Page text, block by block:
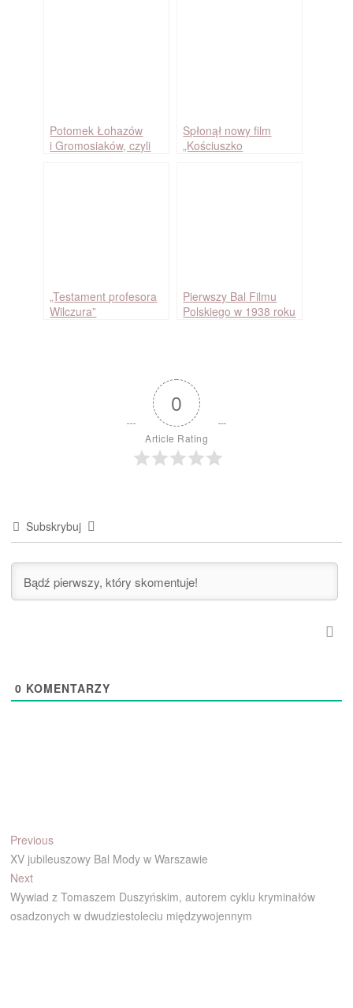
Potomek Łohazów
i Gromosiaków, czyli
Spłonął nowy film
„Kościuszko
„Testament profesora
Wilczura”
Pierwszy Bal Filmu
Polskiego w 1938 roku
0
Article Rating
Subskrybuj
0 KOMENTARZY
Nawigacja
wpisu
PreviousPrevious
post:
XV jubileuszowy Bal Mody w Warszawie
NextNext
post:
Wywiad z Tomaszem Duszyńskim, autorem cyklu kryminałów
osadzonych w dwudziestoleciu międzywojennym